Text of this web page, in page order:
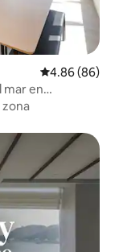
Calificación
4.86 (86)
mar en
4-6
zona